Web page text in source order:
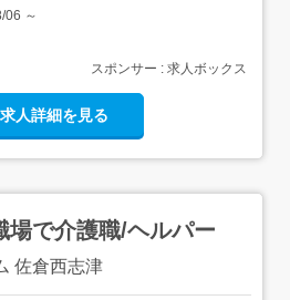
06 ～
スポンサー : 求人ボックス
求人詳細を見る
場で介護職/ヘルパー
佐倉西志津